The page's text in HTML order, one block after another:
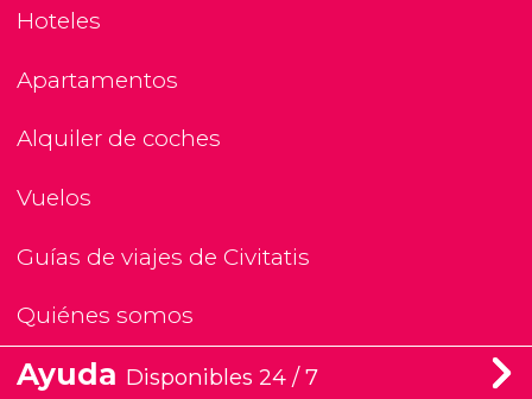
Hoteles
Apartamentos
Alquiler de coches
Vuelos
Guías de viajes de Civitatis
Quiénes somos
Ayuda Disponibles 24 / 7